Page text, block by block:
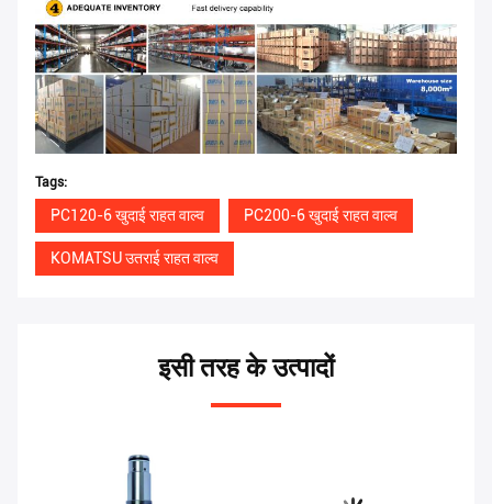
Tags:
PC120-6 खुदाई राहत वाल्व PC200-6 खुदाई राहत वाल्व
KOMATSU उतराई राहत वाल्व
इसी तरह के उत्पादों